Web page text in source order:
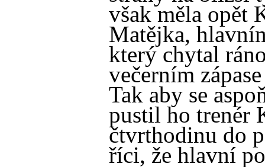
však měla opět
Matějka,
který chytal
večerním
Tak aby se
pustil ho trenér
čtvrthodinu do
říci, že hlavní